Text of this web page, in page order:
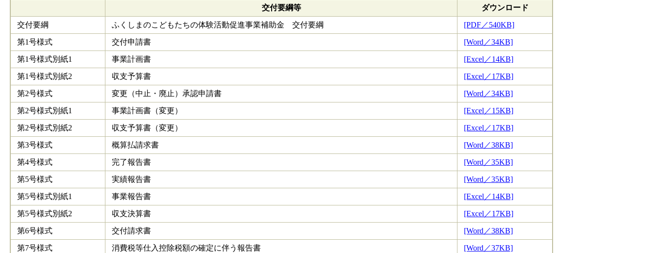
交付要綱等 ダウンロード
交付要綱 ふくしまのこどもたちの体験活動促進事業補助金 交付要綱 [PDF／540KB]
第1号様式 交付申請書 [Word／34KB]
第1号様式別紙1 事業計画書 [Excel／14KB]
第1号様式別紙2 収支予算書 [Excel／17KB]
第2号様式 変更（中止・廃止）承認申請書 [Word／34KB]
第2号様式別紙1 事業計画書（変更） [Excel／15KB]
第2号様式別紙2 収支予算書（変更） [Excel／17KB]
第3号様式 概算払請求書 [Word／38KB]
第4号様式 完了報告書 [Word／35KB]
第5号様式 実績報告書 [Word／35KB]
第5号様式別紙1 事業報告書 [Excel／14KB]
第5号様式別紙2 収支決算書 [Excel／17KB]
第6号様式 交付請求書 [Word／38KB]
第7号様式 消費税等仕入控除税額の確定に伴う報告書 [Word／37KB]